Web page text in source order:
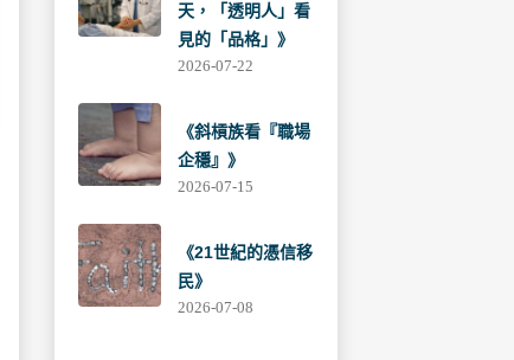
天，「透明人」看
見的「品格」》
2026-07-22
《斜槓族看『職場
企穩』》
2026-07-15
《21世紀的憑信移
民》
2026-07-08